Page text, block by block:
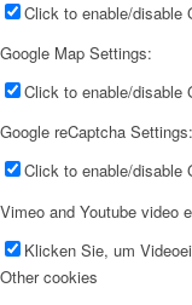
Click to enable/disable
Google Map Settings:
Click to enable/disable
Google reCaptcha Settings:
Click to enable/disable
Vimeo and Youtube video
Klicken Sie, um
Other cookies